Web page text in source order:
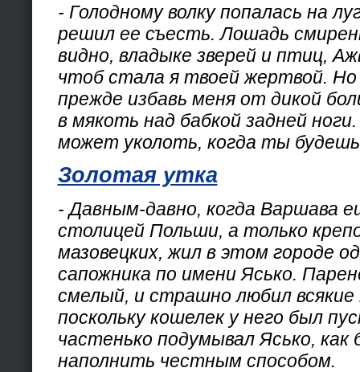
- Голодному волку попалась на
решил ее съесть. Лошадь
видно, владыке зверей и птиц,
чтоб стала я твоей жертвой.
прежде избавь меня от дикой
в мякоть над бабкой задней
может уколоть, когда ты
Золотая утка
- Давным-давно, когда Варшава
столицей Польши, а только
мазовецких, жил в этом городе
сапожника по имени Ясько.
смелый, и страшно любил всякие
поскольку кошелек у него был
частенько подумывал Ясько, как
наполнить честным способом.